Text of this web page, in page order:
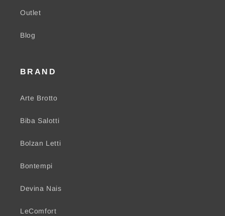
Outlet
Blog
BRAND
Arte Brotto
Biba Salotti
Bolzan Letti
Bontempi
Devina Nais
LeComfort